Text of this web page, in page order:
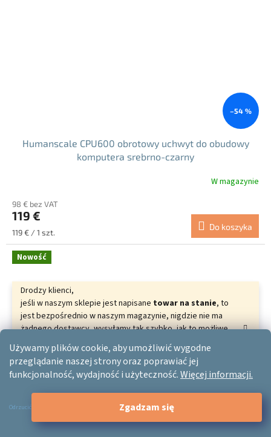
Używamy plików cookie, aby umożliwić wygodne
przeglądanie naszej strony oraz poprawiać jej
funkcjonalność, wydajność i użyteczność.Więcej informacji.
Odrzucić Zgadzam się
Drodzy klienci,
jeśli w naszym sklepie jest napisane towar na stanie, to
jest bezpośrednio w naszym magazynie, nigdzie nie ma
żadnego dostawcy, wysyłamy tak szybko, jak to możliwe.
Dziękujemy za zrozumienie i życzymy pięknych
relaksujących dni.
Twój ERGO-PRODUCT.CZ
–54 %
Humanscale CPU600 obrotowy uchwyt do obudowy
komputera srebrno-czarny
W magazynie
98 € bez VAT
119 €
Cena
jednostkowa:
119 € / 1 szt.
Do koszyka
Nowość